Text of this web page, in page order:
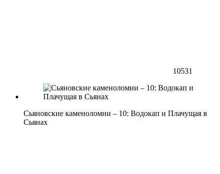
10531
Сьяновские каменоломни – 10: Водокап и Плачущая в
Сьянах